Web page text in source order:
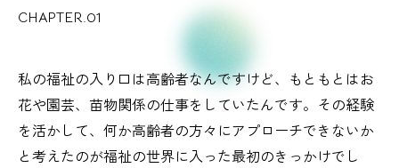
CHAPTER.01
私の福祉の入り口は高齢者なんですけど、もともとはお
花や園芸、苗物関係の仕事をしていたんです。その経験
を活かして、何か高齢者の方々にアプローチできないか
と考えたのが福祉の世界に入った最初のきっかけでし